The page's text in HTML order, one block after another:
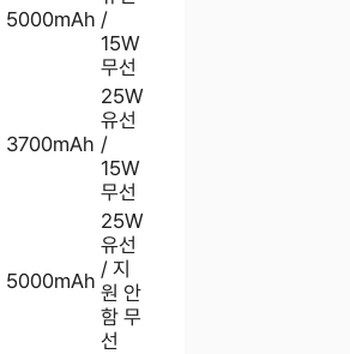
5000mAh /
15W
무선
3700mAh
25W
유선
/
15W
무선
5000mAh
25W
유선
/ 지
원 안
함 무
선